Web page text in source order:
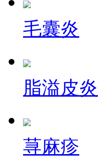
毛囊炎
脂溢皮炎
荨麻疹